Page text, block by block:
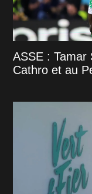
ASSE : Tamar
Cathro et au